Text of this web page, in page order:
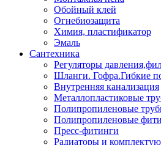
Обойный клей
Огнебиозащита
Химия, пластификатор
Эмаль
Сантехника
Регуляторы
Шланги. Гофра.Гибкие
Внутренняя канализация
Металлопластиковые
Полипропиленовые
Полипропиленовые
Пресс-фитинги
Радиаторы и